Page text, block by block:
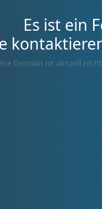
Es ist ein
Domain ist aktuell